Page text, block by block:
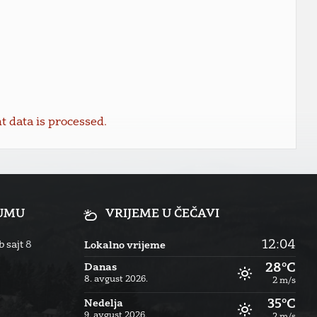
data is processed.
sajt 8
VRIJEME U ČEČAVI
Lokalno vrijeme 12:04
Danas
8. avgust 2026.
28°C
2 m/s
Nedelja 35°C